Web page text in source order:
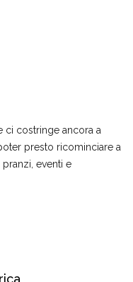
ci costringe ancora a
presto ricominciare a
eventi e